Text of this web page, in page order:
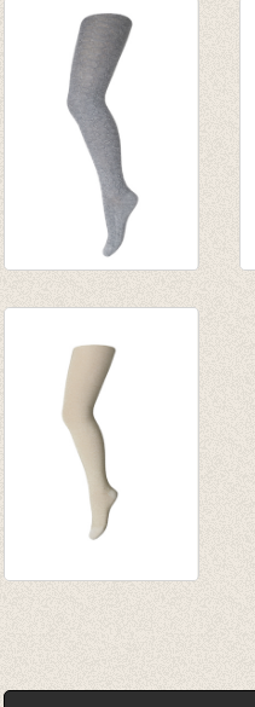
Babett Wine red
€ 12,56
€ 17,95
€ 14,36